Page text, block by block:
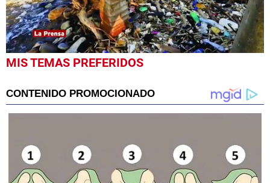
0
seconds
seconds
MIS TEMAS PREFERIDOS